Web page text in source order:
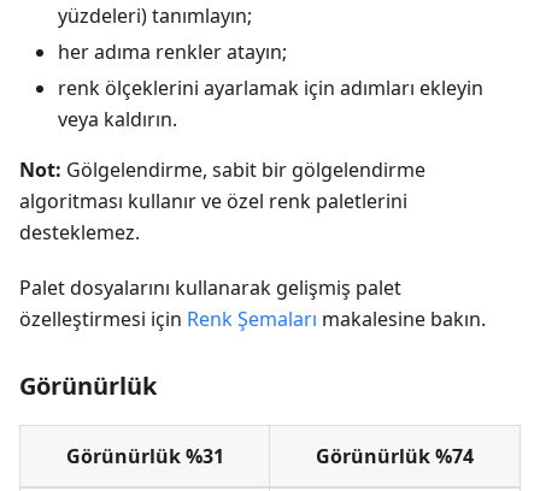
yüzdeleri) tanımlayın;
her adıma renkler atayın;
renk ölçeklerini ayarlamak için adımları ekleyin
veya kaldırın.
Not: Gölgelendirme, sabit bir gölgelendirme
algoritması kullanır ve özel renk paletlerini
desteklemez.
Palet dosyalarını kullanarak gelişmiş palet
özelleştirmesi için Renk Şemaları makalesine bakın.
Görünürlük
Görünürlük %31 Görünürlük %74